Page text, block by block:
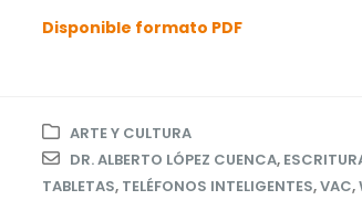
Disponible formato PDF
ARTE Y CULTURA
DR. ALBERTO LÓPEZ CUENCA,
TABLETAS, TELÉFONOS INTELIGENTES,VAC,